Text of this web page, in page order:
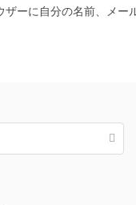
ーに自分の名前、メー